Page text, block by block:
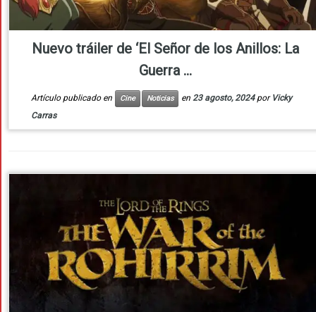
Nuevo tráiler de ‘El Señor de los Anillos: La
Guerra ...
Artículo publicado en Cine Noticias en 23 agosto, 2024 por Vicky
Carras